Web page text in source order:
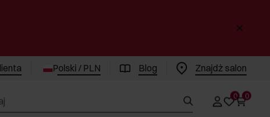
Polski / PLN Blog Znajdż salon
0 0